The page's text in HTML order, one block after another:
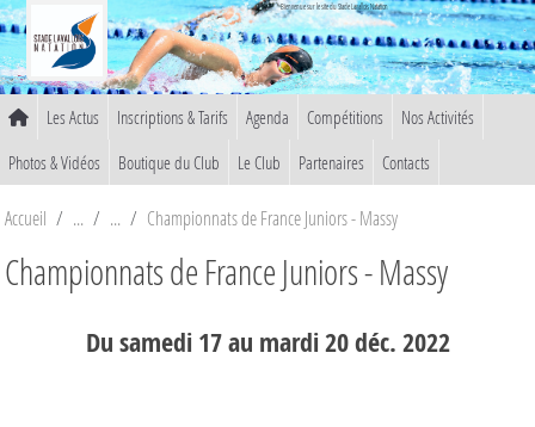
Bienvenue sur le site du Stade Lavallois Natation
Les Actus Inscriptions & Tarifs Agenda Compétitions
Nos Activités
Photos & Vidéos
Boutique du Club Le Club Partenaires Contacts
Accueil Championnats de France Juniors - Massy
Championnats de France Juniors - Massy
Dusamedi17au mardi20déc.2022
Panneau de gestion des cookies